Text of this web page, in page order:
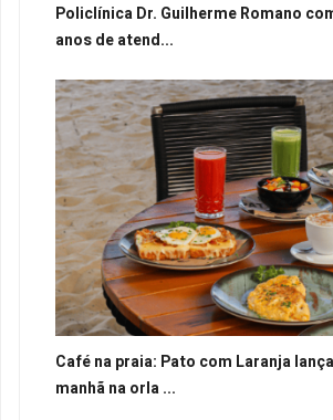
Policlínica Dr. Guilherme Romano
anos de atend...
Café na praia: Pato com Laranja
manhã na orla ...